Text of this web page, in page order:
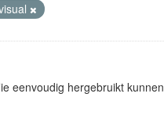
eenvoudig hergebruikt kunnen